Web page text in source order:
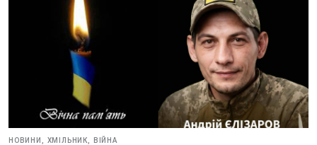
НОВИНИ, ХМІЛЬНИК, ВІЙНА